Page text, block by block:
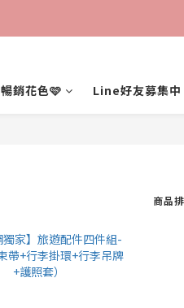
暢銷花色🩷 Line好友募集中
商品